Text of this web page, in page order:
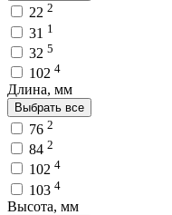
22 2
31 1
32 5
102 4
Длина, мм
Выбрать все
76 2
84 2
102 4
103 4
Высота, мм